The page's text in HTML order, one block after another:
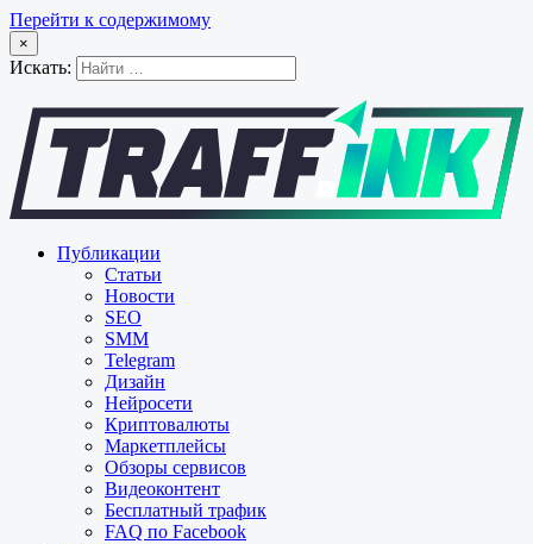
Перейти к содержимому
×
Искать:
Публикации
Статьи
Новости
SEO
SMM
Telegram
Дизайн
Нейросети
Криптовалюты
Маркетплейсы
Обзоры сервисов
Видеоконтент
Бесплатный трафик
FAQ по Facebook